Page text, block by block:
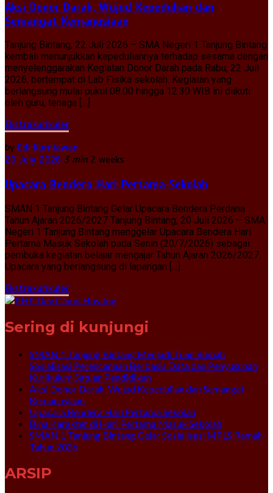
Aksi Donor Darah, Wujud Kepedulian dan
Semangat Kemanusiaan
Tanjung Bintang, 22 Juli 2026 – SMA Negeri 1 Tanjung Bintang
kembali menunjukkan kepeduliannya terhadap sesama dengan
menyelenggarakan Kegiatan Donor Darah pada Rabu, 22 Juli
2026, bertempat di Lab Fisika sekolah. Kegiatan yang
berlangsung mulai pukul 08.00 hingga 12.30 WIB ini diikuti
oleh guru, tenaga […]
Ekstrakurikuler
by Edi Kurniawan
20 July 2026 3 min 2 weeks
Upacara Bendera Hari Pertama Sekolah
SMAN 1 Tanjung Bintang Gelar Upacara Bendera Perdana
Tahun Ajaran 2026/2027 Tanjung Bintang, 20 Juli 2026 – SMA
Negeri 1 Tanjung Bintang menggelar Upacara Bendera Hari
Pertama Masuk Sekolah pada Senin (20/7/2026) sebagai
pembuka kegiatan belajar mengajar Tahun Ajaran 2026/2027.
Upacara yang berlangsung di lapangan […]
Ekstrakurikuler
Sering di kunjungi
SMAN 1 Tanjung Bintang Menjadi Tuan Rumah
Sosialisasi Perencanaan Berbasis Data dan Penyusunan
Kurikulum Satuan Pendidikan
Aksi Donor Darah, Wujud Kepedulian dan Semangat
Kemanusiaan
Upacara Bendera Hari Pertama Sekolah
Bina Karakter di Hari Pertama Masuk Sekolah
SMAN 1 Tanjung Bintang Gelar Sosialisasi MPLS Ramah
Tahun 2026
ARSIP